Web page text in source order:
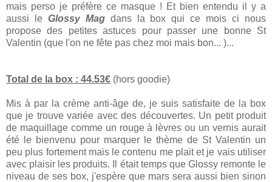
mais perso je préfère ce masque ! Et bien entendu il y a
aussi le Glossy Magdans la box qui ce mois ci nous
propose des petites astuces pour passer une bonne St
Valentin (que l'on ne fête pas chez moi mais bon... )...
Total de la box : 44.53€ (hors goodie)
Mis à par la crème anti-âge de, je suis satisfaite de la box
que je trouve variée avec des découvertes. Un petit produit
de maquillage comme un rouge à lèvres ou un vernis aurait
été le bienvenu pour marquer le thème de St Valentin un
peu plus fortement mais le contenu me plait et je vais utiliser
avec plaisir les produits. Il était temps que Glossy remonte le
niveau de ses box, j'espère que mars sera aussi bien sinon